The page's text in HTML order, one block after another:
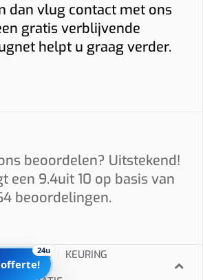
dan vlug contact met ons
gratis verblijvende
helpt u graag verder.
24u
mij mag contacteren i.v.m. mijn
afhankelijk van plaatsbezoek/technische
beoordelen? Uitstekend!
een 9.4uit 10 op basis van
beoordelingen.
KEURING